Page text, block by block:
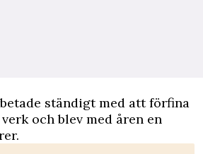
ständigt med att förfina
och blev med åren en